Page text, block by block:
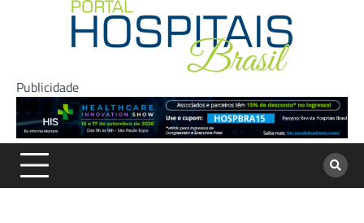
Publicidade